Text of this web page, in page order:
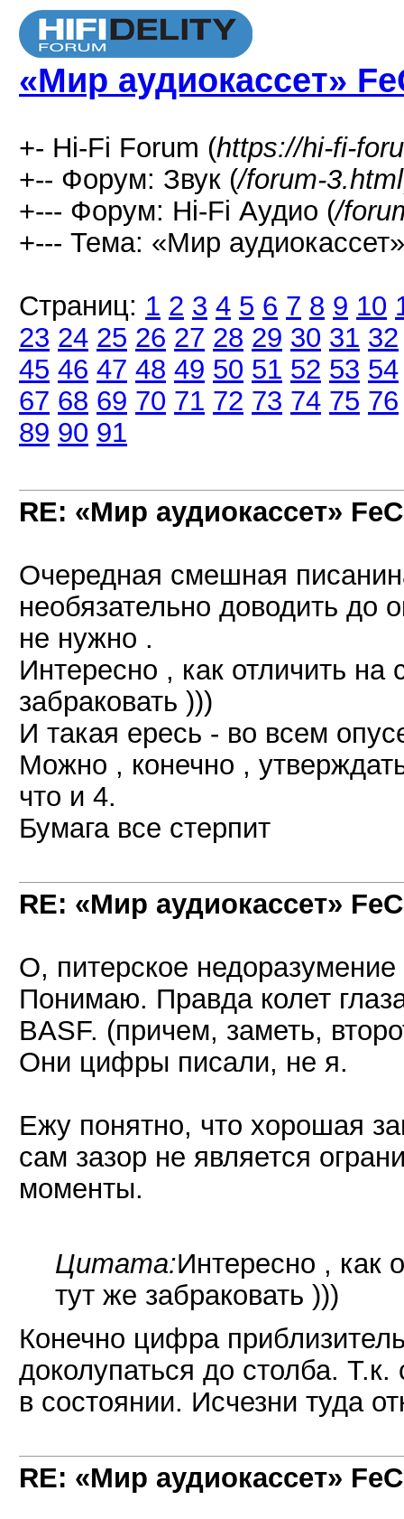
«Мир аудиокассет»
+- Hi-Fi Forum (https://hi-fi-
+-- Форум: Звук (/forum-3.html
+--- Форум: Hi-Fi Аудио (/
+--- Тема: «Мир
Страниц: 1 2 3 4 5 6 7 8 9 10
23 24 25 26 27 28 29 30 31 32
45 46 47 48 49 50 51 52 53 54
67 68 69 70 71 72 73 74 75 76
89 90 91
RE: «Мир аудиокассет»
Очередная смешная
необязательно доводить
не нужно .
Интересно , как отличить на
забраковать )))
И такая ересь - во всем
Можно , конечно ,
что и 4.
Бумага все стерпит
RE: «Мир аудиокассет»
О, питерское
Понимаю. Правда колет
BASF. (причем, заметь,
Они цифры писали, не я.
Ежу понятно, что хорошая
сам зазор не является
моменты.
Цитата:Интересно , как
тут же забраковать )))
Конечно цифра
доколупаться до столба.
в состоянии. Исчезни туда
RE: «Мир аудиокассет»